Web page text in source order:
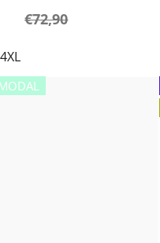
€72,90
4XL